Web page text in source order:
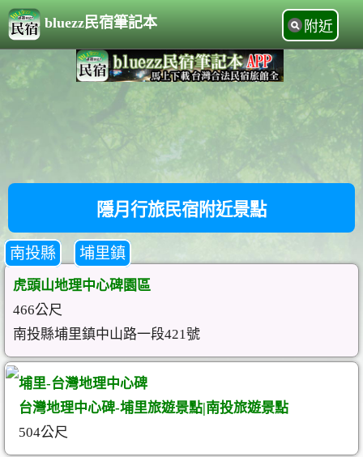
bluezz民宿筆記本 附近
隱月行旅民宿附近景點
南投縣 埔里鎮
虎頭山地理中心碑園區
466公尺
南投縣埔里鎮中山路一段421號
埔里-台灣地理中心碑
台灣地理中心碑-埔里旅遊景點|南投旅遊景點
504公尺